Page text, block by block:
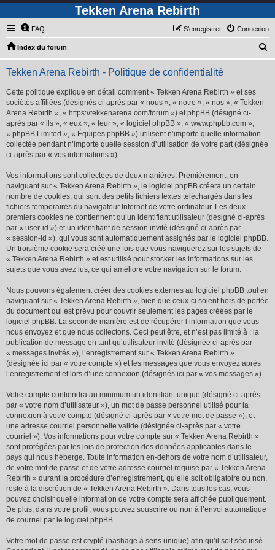
Tekken Arena Rebirth
FAQ Connexion
S’enregistrer
Index du forum
e
Tekken Arena Rebirth - Politique de confidentialité
Cette politique explique en détail comment « Tekken Arena Rebirth » et ses
sociétés affiliées (désignés ci-après par « nous », « notre », « nos », « Tekken
Arena Rebirth », « https://tekkenarena.com/forum ») et phpBB (désigné ci-
après par « ils », « eux », « leur », « logiciel phpBB », « www.phpbb.com »,
« phpBB Limited », « Équipes phpBB ») utilisent n’importe quelle information
collectée pendant n’importe quelle session d’utilisation de votre part (désignée
ci-après par « vos informations »).
Vos informations sont collectées de deux manières. Premièrement, en
naviguant sur « Tekken Arena Rebirth », le logiciel phpBB créera un certain
nombre de cookies, qui sont des petits fichiers textes téléchargés dans les
fichiers temporaires du navigateur Internet de votre ordinateur. Les deux
premiers cookies ne contiennent qu’un identifiant utilisateur (désigné ci-après
par « user-id ») et un identifiant de session invité (désigné ci-après par
« session-id »), qui vous sont automatiquement assignés par le logiciel phpBB.
Un troisième cookie sera créé une fois que vous naviguerez sur les sujets de
« Tekken Arena Rebirth » et est utilisé pour stocker les informations sur les
sujets que vous avez lus, ce qui améliore votre navigation sur le forum.
Nous pouvons également créer des cookies externes au logiciel phpBB tout en
naviguant sur « Tekken Arena Rebirth », bien que ceux-ci soient hors de portée
du document qui est prévu pour couvrir seulement les pages créées par le
logiciel phpBB. La seconde manière est de récupérer l’information que vous
nous envoyez et que nous collectons. Ceci peut être, et n’est pas limité à : la
publication de message en tant qu’utilisateur invité (désignée ci-après par
« messages invités »), l’enregistrement sur « Tekken Arena Rebirth »
(désignée ici par « votre compte ») et les messages que vous envoyez après
l’enregistrement et lors d’une connexion (désignés ici par « vos messages »).
Votre compte contiendra au minimum un identifiant unique (désigné ci-après
par « votre nom d’utilisateur »), un mot de passe personnel utilisé pour la
connexion à votre compte (désigné ci-après par « votre mot de passe »), et
une adresse courriel personnelle valide (désignée ci-après par « votre
courriel »). Vos informations pour votre compte sur « Tekken Arena Rebirth »
sont protégées par les lois de protection des données applicables dans le
pays qui nous héberge. Toute information en-dehors de votre nom d’utilisateur,
de votre mot de passe et de votre adresse courriel requise par « Tekken Arena
Rebirth » durant la procédure d’enregistrement, qu’elle soit obligatoire ou non,
reste à la discrétion de « Tekken Arena Rebirth ». Dans tous les cas, vous
pouvez choisir quelle information de votre compte sera affichée publiquement.
De plus, dans votre profil, vous pouvez souscrire ou non à l’envoi automatique
de courriel par le logiciel phpBB.
Votre mot de passe est crypté (hashage à sens unique) afin qu’il soit sécurisé.